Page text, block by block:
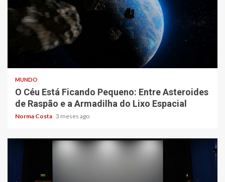
MUNDO
O Céu Está Ficando Pequeno: Entre Asteroides
de Raspão e a Armadilha do Lixo Espacial
Norma Costa 3 meses ago